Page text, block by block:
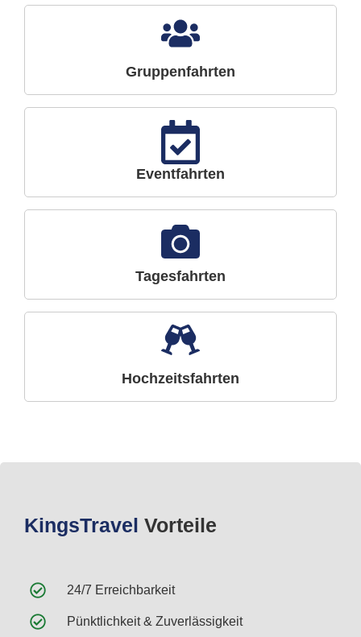
Gruppenfahrten
Eventfahrten
Tagesfahrten
Hochzeitsfahrten
KingsTravel Vorteile
24/7 Erreichbarkeit
Pünktlichkeit & Zuverlässigkeit